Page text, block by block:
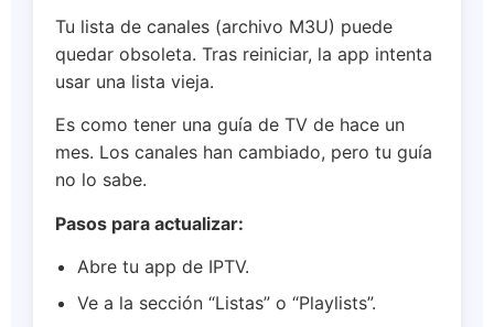
Tu lista de canales (archivo M3U) puede
quedar obsoleta. Tras reiniciar, la app intenta
usar una lista vieja.
Es como tener una guía de TV de hace un
mes. Los canales han cambiado, pero tu guía
no lo sabe.
Pasos para actualizar:
Abre tu app de IPTV.
Ve a la sección “Listas” o “Playlists”.